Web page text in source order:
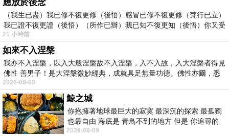
▲美國華盛頓林肯紀念堂目前正在準備川普就職
演說會場，現場已擺滿白色椅子。（圖／記者董
美琪攝，下同）
政治中心／綜合報導
應放於後念
（我生已盡）我已修不復更修（後悟）感冒已修不復更修（梵行已立）
我已證不復更證（後悟）（所作已辦）我已知不復更知（後悟）你又受
21 小時前
如來不入涅槃
我亦不入涅槃，以入大般涅槃故不入涅槃，入不入故，入大涅槃者得見
佛性 善男子！是大涅槃微妙經典，成就具足無量功德。佛性亦爾，悉
2026-08-09
鯨之城
你抱擁著地球最巨大的寂寞 最深沉的探索 最孤獨
也最自由 海底是 青鳥不到的地方 但是 你追尋的
幸福 可以比珍珠更
2026-08-09